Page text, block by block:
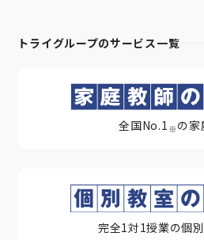
トライグループのサービス一覧
全国No.1 ※ の家
完全1対1授業の個